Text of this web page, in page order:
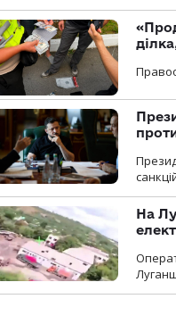
На